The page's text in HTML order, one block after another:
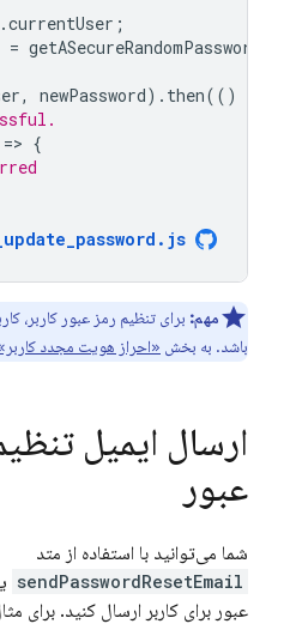
.currentUser ;
= getASecureRandomPassword
, newPassword). then(()
=> {
. js
مهم: برای تنظیم رمز عبور کاربر،
باشد. به بخش «احراز هویت مجدد
ارسال ایمیل
عبور
شما می‌توانید با استفاده از متد
sendPasswordResetEmail
عبور برای کاربر ارسال کنید. برای